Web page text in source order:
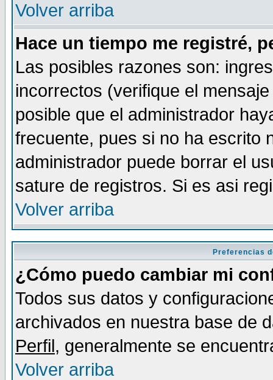
Volver arriba
Hace un tiempo me registré,
Las posibles razones son:
incorrectos (verifique el
posible que el administrador
frecuente, pues si no ha escrito
administrador puede borrar el
sature de registros. Si es asi
Volver arriba
Preferencias
¿Cómo puedo cambiar mi
Todos sus datos y
archivados en nuestra base de
Perfil, generalmente se
Volver arriba